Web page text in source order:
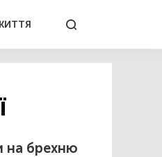
на брехню